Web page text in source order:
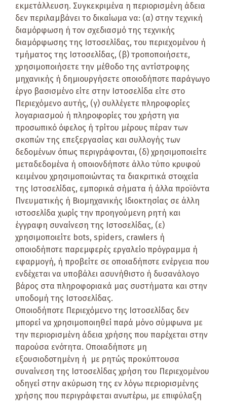
εκμετάλλευση. Συγκεκριμένα η περιορισμένη άδεια
δεν περιλαμβάνει το δικαίωμα να: (α) στην τεχνική
διαμόρφωση ή τον σχεδιασμό της τεχνικής
διαμόρφωσης της Ιστοσελίδας, του περιεχομένου ή
τμήματος της Ιστοσελίδας, (β) τροποποιήσετε,
χρησιμοποιήσετε την μέθοδο της αντίστροφης
μηχανικής ή δημιουργήσετε οποιοδήποτε παράγωγο
έργο βασισμένο είτε στην Ιστοσελίδα είτε στο
Περιεχόμενο αυτής, (γ) συλλέγετε πληροφορίες
λογαριασμού ή πληροφορίες του χρήστη για
προσωπικό όφελος ή τρίτου μέρους πέραν των
σκοπών της επεξεργασίας και συλλογής των
δεδομένων όπως περιγράφονται, (δ) χρησιμοποιείτε
μεταδεδομένα ή οποιονδήποτε άλλο τύπο κρυφού
κειμένου χρησιμοποιώντας τα διακριτικά στοιχεία
της Ιστοσελίδας, εμπορικά σήματα ή άλλα προϊόντα
Πνευματικής ή Βιομηχανικής Ιδιοκτησίας σε άλλη
ιστοσελίδα χωρίς την προηγούμενη ρητή και
έγγραφη συναίνεση της Ιστοσελίδας, (ε)
χρησιμοποιείτε bots, spiders, crawlers ή
οποιοδήποτε παρεμφερές εργαλείο πρόγραμμα ή
εφαρμογή, ή προβείτε σε οποιαδήποτε ενέργεια που
ενδέχεται να υποβάλει ασυνήθιστο ή δυσανάλογο
βάρος στα πληροφοριακά μας συστήματα και στην
υποδομή της Ιστοσελίδας.
Οποιοδήποτε Περιεχόμενο της Ιστοσελίδας δεν
μπορεί να χρησιμοποιηθεί παρά μόνο σύμφωνα με
την περιορισμένη άδεια χρήσης που παρέχεται στην
παρούσα ενότητα. Οποιαδήποτε μη
εξουσιοδοτημένη ή με ρητώς προκύπτουσα
συναίνεση της Ιστοσελίδας χρήση του Περιεχομένου
οδηγεί στην ακύρωση της εν λόγω περιορισμένης
χρήσης που περιγράφεται ανωτέρω, με επιφύλαξη